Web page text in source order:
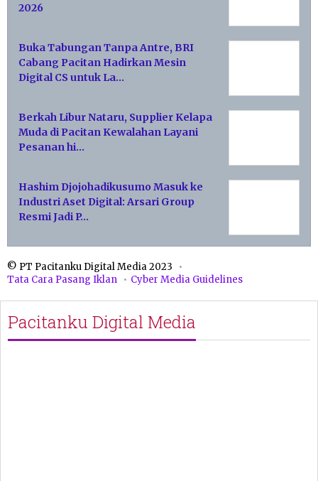
2026
Buka Tabungan Tanpa Antre, BRI
Cabang Pacitan Hadirkan Mesin
Digital CS untuk La…
Berkah Libur Nataru, Supplier Kelapa
Muda di Pacitan Kewalahan Layani
Pesanan hi…
Hashim Djojohadikusumo Masuk ke
Industri Aset Digital: Arsari Group
Resmi Jadi P…
© PT Pacitanku Digital Media 2023
Tata Cara Pasang Iklan
Cyber Media Guidelines
Pacitanku Digital Media